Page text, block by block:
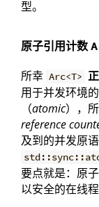
型。
原子引用计数
所幸 Arc<T>
用于并发环境
（atomic），
reference
及到的并发原
要点就是：原
以安全的在线程